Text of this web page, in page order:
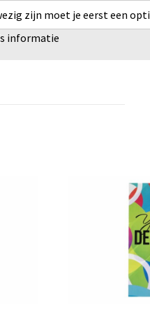
zijn moet je eerst een
informatie